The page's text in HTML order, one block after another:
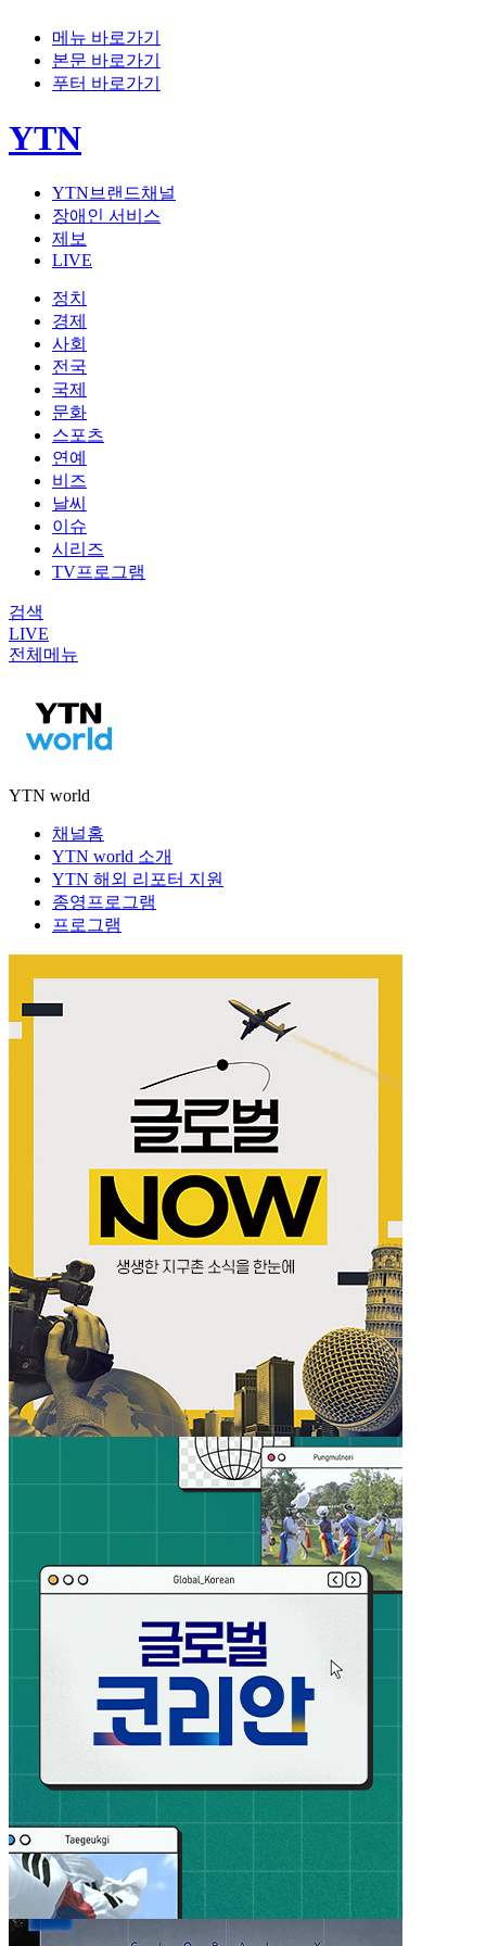
메뉴 바로가기
본문 바로가기
푸터 바로가기
YTN
YTN브랜드채널
장애인 서비스
제보
LIVE
정치
경제
사회
전국
국제
문화
스포츠
연예
비즈
날씨
이슈
시리즈
TV프로그램
검색
LIVE
전체메뉴
YTN world
채널홈
YTN world 소개
YTN 해외 리포터 지원
종영프로그램
프로그램